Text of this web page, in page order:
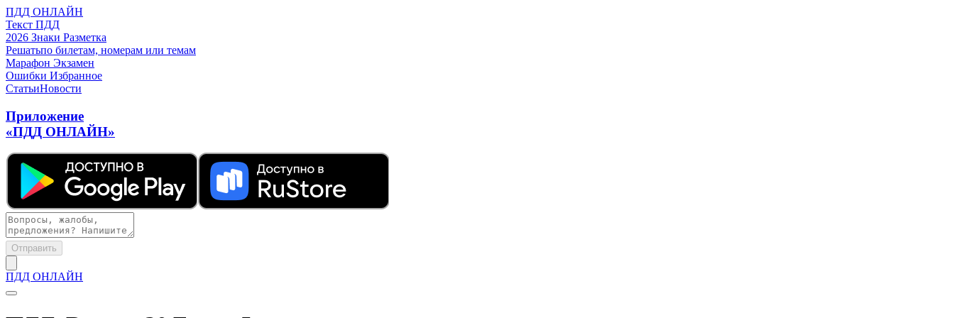
ПДД ОНЛАЙН
Текст ПДД
2026 Знаки Разметка
Решатьпо билетам, номерам или темам
Марафон Экзамен
Ошибки Избранное
СтатьиНовости
Приложение
«ПДД ОНЛАЙН»
Отправить
ПДД ОНЛАЙН